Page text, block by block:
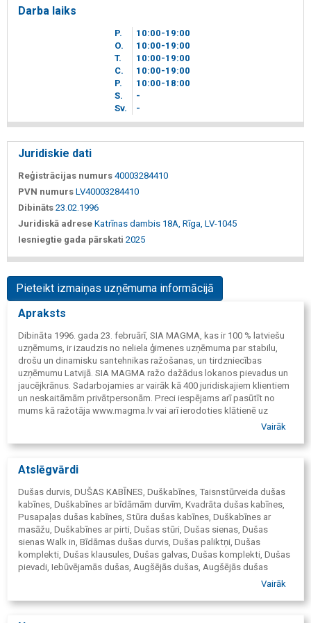
Darba laiks
P. 10 00-19 00
O.
10 00-19 00
T.
10 00-19 00
C.
10 00-19 00
P.
10 00-18 00
S.
-
Sv.
-
Juridiskie dati
Reģistrācijas numurs 40003284410
PVN numurs LV40003284410
Dibināts 23.02.1996
Juridiskā adrese Katrīnas dambis 18A, Rīga, LV-1045
Iesniegtie gada pārskati 2025
Pieteikt izmaiņas uzņēmuma informācijā
Apraksts
Dibināta 1996. gada 23. februārī, SIA MAGMA, kas ir 100 % latviešu
uzņēmums, ir izaudzis no neliela ģimenes uzņēmuma par stabilu,
drošu un dinamisku santehnikas ražošanas, un tirdzniecības
uzņēmumu Latvijā. SIA MAGMA ražo dažādus lokanos pievadus un
jaucējkrānus. Sadarbojamies ar vairāk kā 400 juridiskajiem klientiem
un neskaitāmām privātpersonām. Preci iespējams arī pasūtīt no
mums kā ražotāja www.magma.lv vai arī ierodoties klātienē uz
salonu Rīgā, Katrīnas dambī 18a, kur 8117m2 lielajā teritorijā atrodas
nodrošinām klientiem pilnu servisa paketi no pēcpārdošanas
veikalos.
Vairāk
Atslēgvārdi
Dušas durvis, DUŠAS KABĪNES, Duškabīnes, Taisnstūrveida dušas
kabīnes, Duškabīnes ar bīdāmām durvīm, Kvadrāta dušas kabīnes,
Pusapaļas dušas kabīnes, Stūra dušas kabīnes, Duškabīnes ar
masāžu, Duškabīnes ar pirti, Dušas stūri, Dušas sienas, Dušas
sienas Walk in, Bīdāmas dušas durvis, Dušas paliktņi, Dušas
komplekti, Dušas klausules, Dušas galvas, Dušas komplekti, Dušas
pievadi, Iebūvējamās dušas, Augšējās dušas, Augšējās dušas
turētāji, Sānu dušas, Dušas pārslēdzēji, Dušas ventili, Dušas izvadi,
Elektriskie boileri, Elektriskie dvieļu žāvētāji, Grīdas apkures
Vairāk